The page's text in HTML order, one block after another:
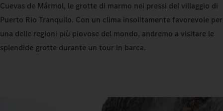
Cuevas de Mármol, le grotte di marmo nei pressi del villaggio di
Puerto Rio Tranquilo. Con un clima insolitamente favorevole per
una delle regioni più piovose del mondo, andremo a visitare le
splendide grotte durante un tour in barca.